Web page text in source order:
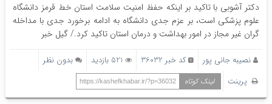
دکتر آشوبی با تاکید بر اینکه حفظ امنیت سلامت استان خط قرمز دانشگاه
علوم پزشکی است، بر عزم جدی دانشگاه به ادامه برخورد جدی با مداخله
گران غیر مجاز در امور بهداشت و درمان استان تاکید کرد./ گیل خبر
نصیبه جانی پور کد خبر 36032 521 بازدید
بدون نظر
پرینت
لینک کوتاه https://kashefkhabar.ir/?p=36032